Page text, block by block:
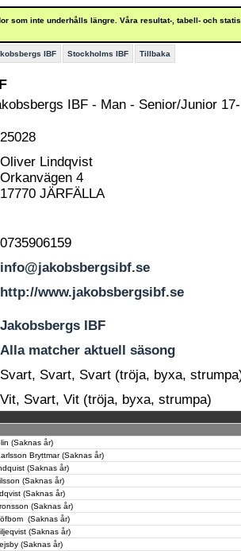
som inte underhålls längre. Våra resultat-, tabell- och
IBF Stockholms IBF Tillbaka
IBF - Man - Senior/Junior
25028
Oliver Lindqvist
Orkanvägen 4
17770 JÄRFÄLLA
0735906159
info@jakobsbergsibf.se
http://www.jakobsbergsibf.se
Jakobsbergs IBF
Alla matcher aktuell säsong
Svart, Svart, Svart (tröja, byxa,
Vit, Svart, Vit (tröja, byxa, strumpa)
(Saknas år)
Bryttmar (Saknas år)
(Saknas år)
(Saknas år)
(Saknas år)
(Saknas år)
(Saknas år)
(Saknas år)
(Saknas år)